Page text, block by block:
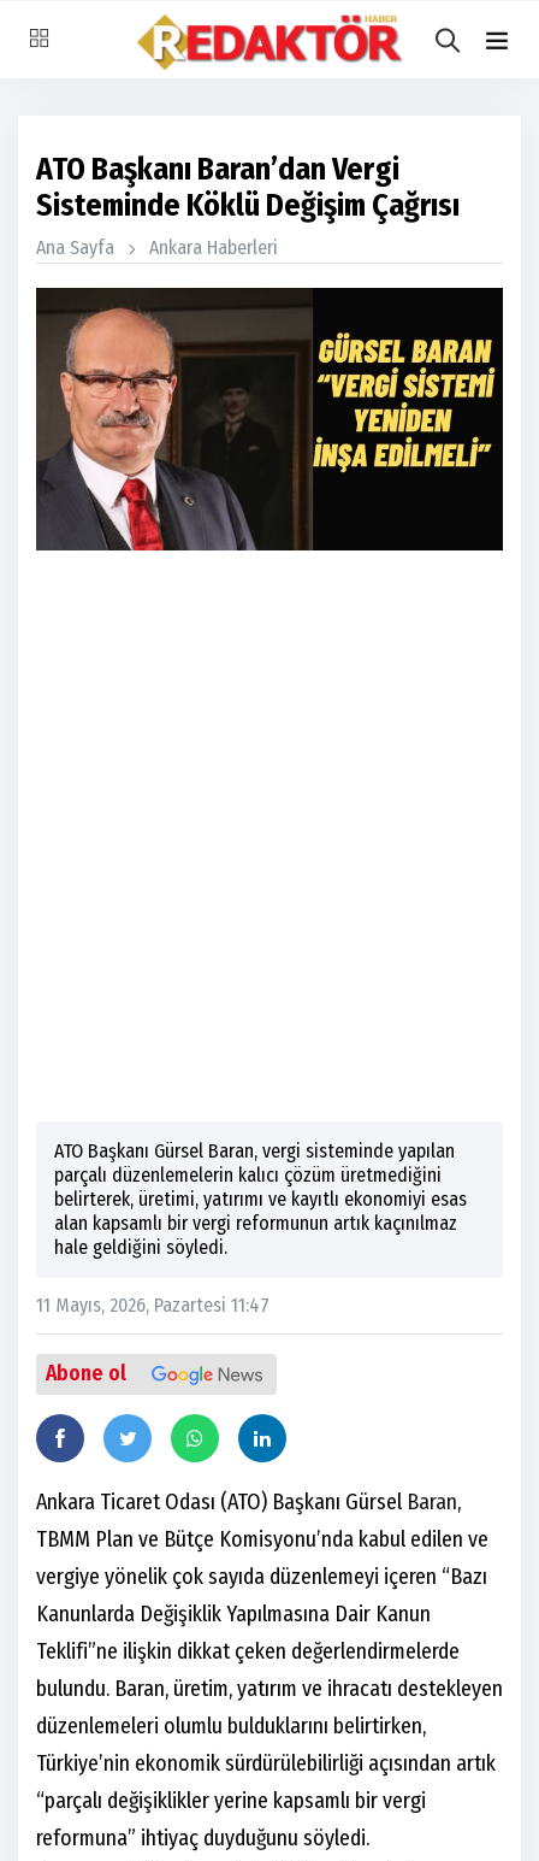
ATO Başkanı Baran’dan Vergi
Sisteminde Köklü Değişim Çağrısı
Ana Sayfa Ankara Haberleri
ATO Başkanı Gürsel Baran, vergi sisteminde yapılan
parçalı düzenlemelerin kalıcı çözüm üretmediğini
belirterek, üretimi, yatırımı ve kayıtlı ekonomiyi esas
alan kapsamlı bir vergi reformunun artık kaçınılmaz
hale geldiğini söyledi.
11 Mayıs, 2026, Pazartesi 11:47
Abone ol
Ankara Ticaret Odası (ATO) Başkanı Gürsel Baran,
TBMM Plan ve Bütçe Komisyonu’nda kabul edilen ve
vergiye yönelik çok sayıda düzenlemeyi içeren “Bazı
Kanunlarda Değişiklik Yapılmasına Dair Kanun
Teklifi”ne ilişkin dikkat çeken değerlendirmelerde
bulundu. Baran, üretim, yatırım ve ihracatı destekleyen
düzenlemeleri olumlu bulduklarını belirtirken,
Türkiye’nin ekonomik sürdürülebilirliği açısından artık
“parçalı değişiklikler yerine kapsamlı bir vergi
reformuna” ihtiyaç duyduğunu söyledi.